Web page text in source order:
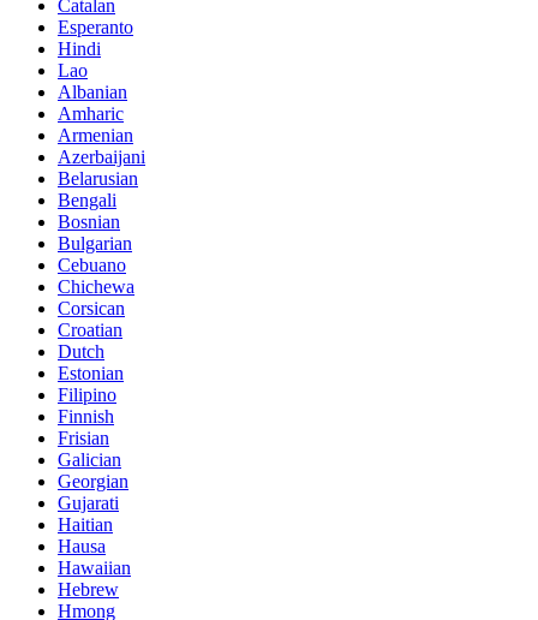
Catalan
Esperanto
Hindi
Lao
Albanian
Amharic
Armenian
Azerbaijani
Belarusian
Bengali
Bosnian
Bulgarian
Cebuano
Chichewa
Corsican
Croatian
Dutch
Estonian
Filipino
Finnish
Frisian
Galician
Georgian
Gujarati
Haitian
Hausa
Hawaiian
Hebrew
Hmong